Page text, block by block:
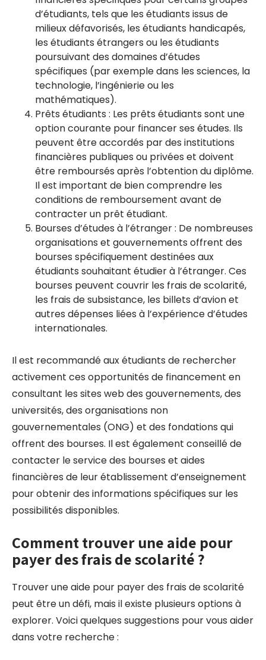
d’étudiants, tels que les étudiants issus de
milieux défavorisés, les étudiants handicapés,
les étudiants étrangers ou les étudiants
poursuivant des domaines d’études
spécifiques (par exemple dans les sciences, la
technologie, l’ingénierie ou les
mathématiques).
Prêts étudiants : Les prêts étudiants sont une
option courante pour financer ses études. Ils
peuvent être accordés par des institutions
financières publiques ou privées et doivent
être remboursés après l’obtention du diplôme.
Il est important de bien comprendre les
conditions de remboursement avant de
contracter un prêt étudiant.
Bourses d’études à l’étranger : De nombreuses
organisations et gouvernements offrent des
bourses spécifiquement destinées aux
étudiants souhaitant étudier à l’étranger. Ces
bourses peuvent couvrir les frais de scolarité,
les frais de subsistance, les billets d’avion et
autres dépenses liées à l’expérience d’études
internationales.
Il est recommandé aux étudiants de rechercher
activement ces opportunités de financement en
consultant les sites web des gouvernements, des
universités, des organisations non
gouvernementales (ONG) et des fondations qui
offrent des bourses. Il est également conseillé de
contacter le service des bourses et aides
financières de leur établissement d’enseignement
pour obtenir des informations spécifiques sur les
possibilités disponibles.
Comment trouver une aide pour
payer des frais de scolarité ?
Trouver une aide pour payer des frais de scolarité
peut être un défi, mais il existe plusieurs options à
explorer. Voici quelques suggestions pour vous aider
dans votre recherche :